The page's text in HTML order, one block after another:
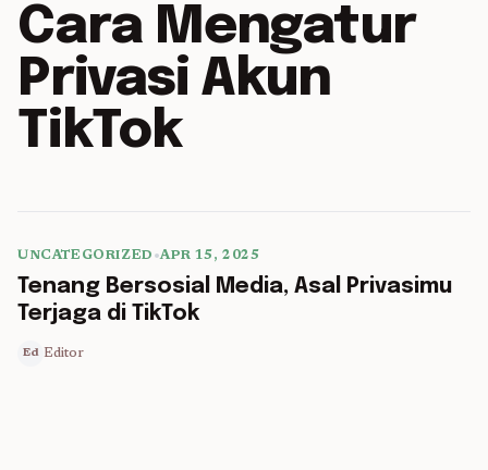
Cara Mengatur
Privasi Akun
TikTok
5 min read
UNCATEGORIZED •APR 15, 2025
Tenang Bersosial Media, Asal Privasimu
Terjaga di TikTok
Ed Editor